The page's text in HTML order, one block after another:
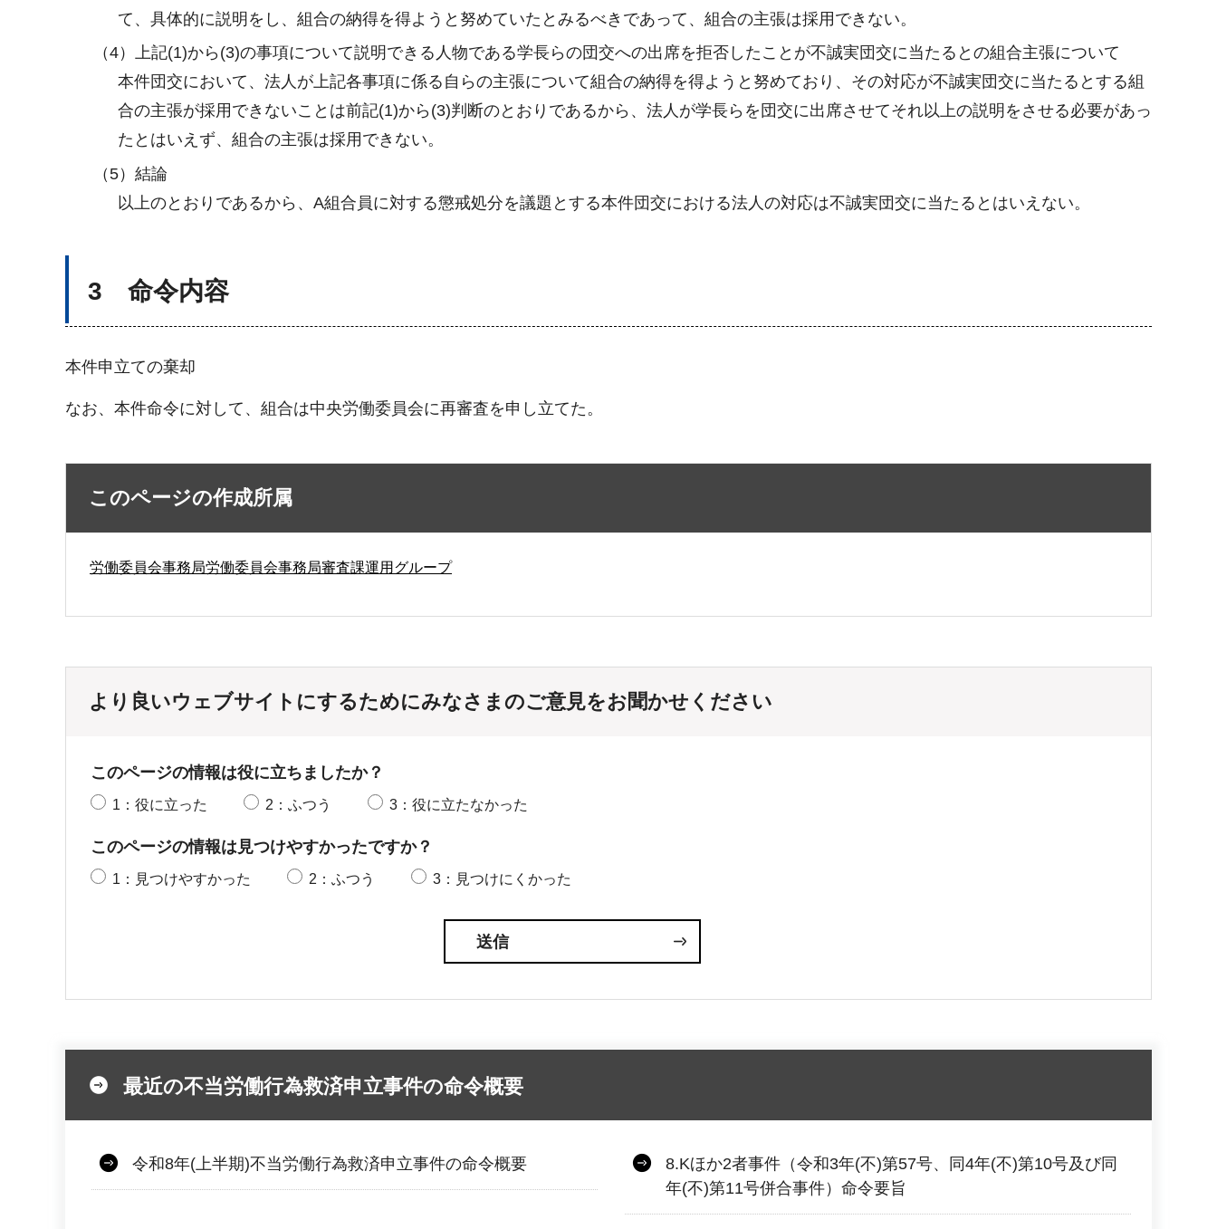
て、具体的に説明をし、組合の納得を得ようと努めていたとみるべきであって、組合の主張は採用できない。
（4）上記(1)から(3)の事項について説明できる人物である学長らの団交への出席を拒否したことが不誠実団交に当たるとの組合主張について
本件団交において、法人が上記各事項に係る自らの主張について組合の納得を得ようと努めており、その対応が不誠実団交に当たるとする組
合の主張が採用できないことは前記(1)から(3)判断のとおりであるから、法人が学長らを団交に出席させてそれ以上の説明をさせる必要があっ
たとはいえず、組合の主張は採用できない。
（5）結論
以上のとおりであるから、A組合員に対する懲戒処分を議題とする本件団交における法人の対応は不誠実団交に当たるとはいえない。
3 命令内容
本件申立ての棄却
なお、本件命令に対して、組合は中央労働委員会に再審査を申し立てた。
このページの作成所属
労働委員会事務局労働委員会事務局審査課運用グループ
より良いウェブサイトにするためにみなさまのご意見をお聞かせください
このページの情報は役に立ちましたか？
1：役に立った 2：ふつう 3：役に立たなかった
このページの情報は見つけやすかったですか？
1：見つけやすかった 2：ふつう 3：見つけにくかった
最近の不当労働行為救済申立事件の命令概要
令和8年(上半期)不当労働行為救済申立事件の命令概要
8.Kほか2者事件（令和3年(不)第57号、同4年(不)第10号及び同
年(不)第11号併合事件）命令要旨